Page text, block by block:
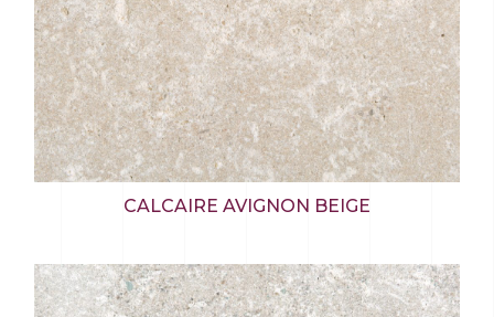
CALCAIRE AVIGNON BEIGE